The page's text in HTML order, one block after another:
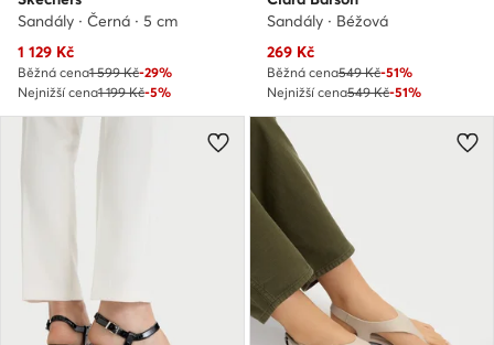
Sandály · Černá · 5 cm
Aktuální cena
1 129 Kč
Běžná cena1 599 Kč-29%
Nejnižší cena1 199 Kč-5%
Sandály · Béžová
Aktuální cena
269 Kč
Běžná cena549 Kč-51%
Nejnižší cena549 Kč-51%